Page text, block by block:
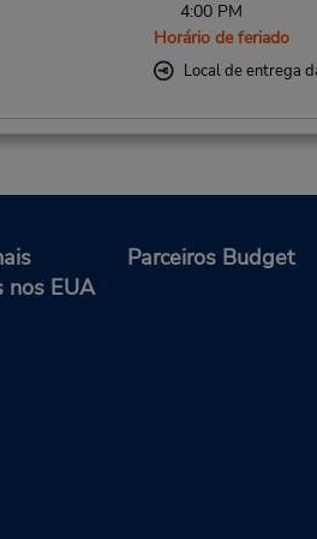
4:00 PM
Horário de feriado
Local de entrega
Horário de
9:00 AM - 12:30
Horário de feriado
nos EUA
Parceiros Budget